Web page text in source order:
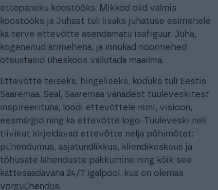
ettepaneku koostööks. Mikkod olid valmis
koostööks ja Juhast tuli lisaks juhatuse esimehele
ka terve ettevõtte asendamatu isafiguur. Juha,
kogenenud ärimehena, ja innukad noormehed
otsustasid üheskoos vallutada maailma.
Ettevõtte teiseks, hingeliseks, koduks tuli Eestis
Saaremaa. Seal, Saaremaa vanadest tuuleveskitest
inspireerituna, loodi ettevõttele nimi, visioon,
eesmärgid ning ka ettevõtte logo. Tuuleveski neli
tiivikut kirjeldavad ettevõtte nelja põhimõtet:
pühendumus, asjatundlikkus, kliendikesksus ja
tõhusate lahenduste pakkumine ning kõik see
kättesaadavana 24/7 igalpool, kus on olemas
võrguühendus.